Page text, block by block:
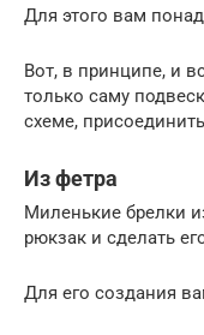
Для этого вам
Вот, в принципе, и
только саму
схеме,
Из фетра
Миленькие брелки
рюкзак и сделать
Для его создания